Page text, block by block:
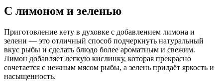
С лимоном и зеленью
Приготовление кету в духовке с добавлением лимона и
зелени — это отличный способ подчеркнуть натуральный
вкус рыбы и сделать блюдо более ароматным и свежим.
Лимон добавляет легкую кислинку, которая прекрасно
сочетается с нежным мясом рыбы, а зелень придаёт яркость и
насыщенность.